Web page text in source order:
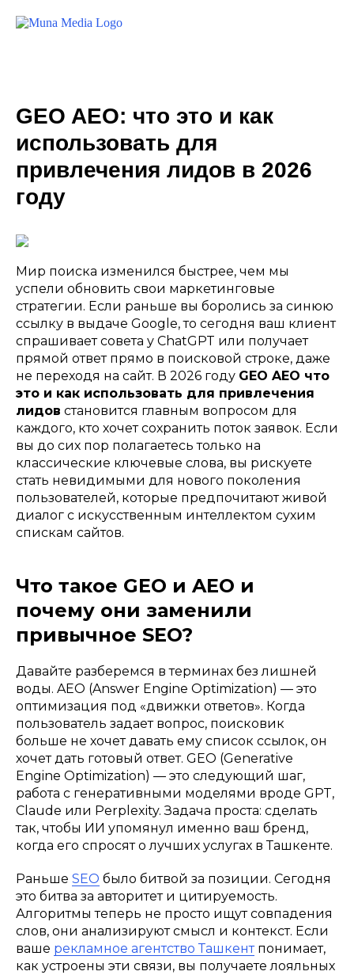
GEO AEO: что это и как
использовать для
привлечения лидов в 2026
году
Мир поиска изменился быстрее, чем мы
успели обновить свои маркетинговые
стратегии. Если раньше вы боролись за синюю
ссылку в выдаче Google, то сегодня ваш клиент
спрашивает совета у ChatGPT или получает
прямой ответ прямо в поисковой строке, даже
не переходя на сайт. В 2026 году GEO AEO что
это и как использовать для привлечения
лидов становится главным вопросом для
каждого, кто хочет сохранить поток заявок. Если
вы до сих пор полагаетесь только на
классические ключевые слова, вы рискуете
стать невидимыми для нового поколения
пользователей, которые предпочитают живой
диалог с искусственным интеллектом сухим
спискам сайтов.
Что такое GEO и AEO и
почему они заменили
привычное SEO?
Давайте разберемся в терминах без лишней
воды. AEO (Answer Engine Optimization) — это
оптимизация под «движки ответов». Когда
пользователь задает вопрос, поисковик
больше не хочет давать ему список ссылок, он
хочет дать готовый ответ. GEO (Generative
Engine Optimization) — это следующий шаг,
работа с генеративными моделями вроде GPT,
Claude или Perplexity. Задача проста: сделать
так, чтобы ИИ упомянул именно ваш бренд,
когда его спросят о лучших услугах в Ташкенте.
Раньше SEO было битвой за позиции. Сегодня
это битва за авторитет и цитируемость.
Алгоритмы теперь не просто ищут совпадения
слов, они анализируют смысл и контекст. Если
ваше рекламное агентство Ташкентпонимает,
как устроены эти связи, вы получаете лояльных